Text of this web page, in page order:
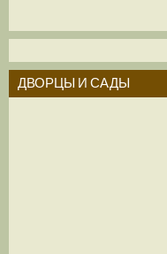
ДВОРЦЫ И САДЫ